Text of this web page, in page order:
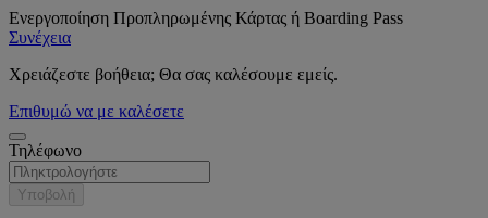
Ενεργοποίηση Προπληρωμένης Κάρτας ή Boarding Pass
Συνέχεια
Χρειάζεστε βοήθεια; Θα σας καλέσουμε εμείς.
Επιθυμώ να με καλέσετε
Τηλέφωνο
Υποβολή